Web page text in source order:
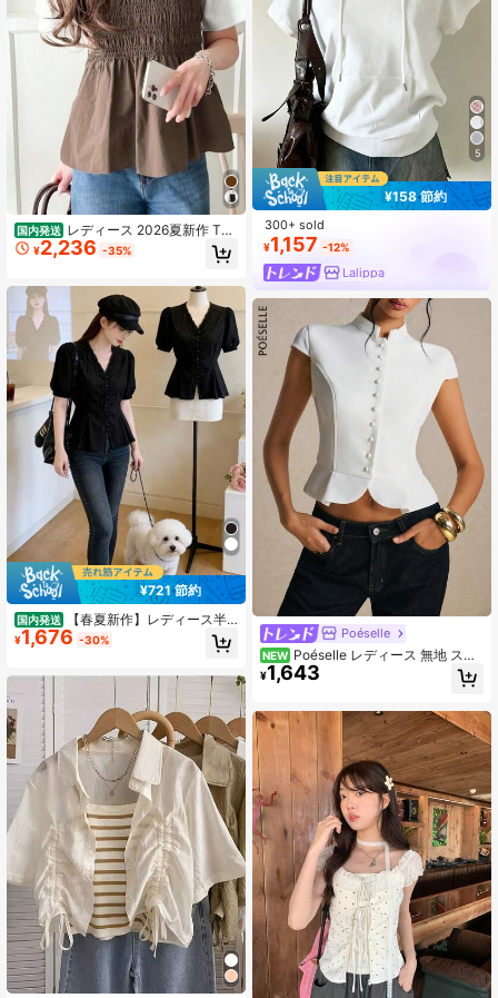
国内発送 レディース 2026夏新作 Tシ
ャツ 半袖 トップス ドッキング ビス
チェ風 シャーリング ペプラム 切り
ト丈 クロップド 細見え 脚長効果 二
の腕カバー 体型カバー 着痩せ
¥2,236 -35%
¥721 節約
国内発送
【春夏新作】レディース半
袖ブラウス（レース切り替え） おし
ゃれ 上品 感 何にでも合う フレンチ
大きいサイズ 薄手
¥1,676 -30%
5
¥158 節約
300+ sold
¥1,157 -12%
Lalippa
Poéselle
NEW Poéselle レディース 無地 スタ
ンドカラー キャップスリーブ シング
ルブレスト ファッショントップス
¥1,643